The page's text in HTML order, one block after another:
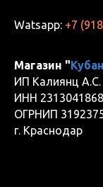
Watsapp: +7
Магазин "
ИП Калиянц А.С.
ИНН
ОГРНИП
г. Краснодар